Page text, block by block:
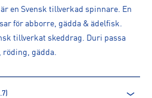
en Svensk tillverkad spinnare. En
för abborre, gädda & ädelfisk.
tillverkat skeddrag. Duri passa
röding, gädda.
)